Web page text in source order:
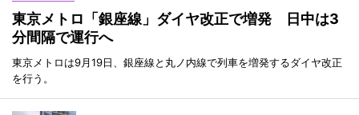
東京メトロ「銀座線」ダイヤ改正で増発 日中は3
分間隔で運行へ
東京メトロは9月19日、銀座線と丸ノ内線で列車を増発するダイヤ改正
を行う。